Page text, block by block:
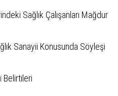
Sağlık Çalışanları Mağdur
Sanayii Konusunda Söyleşi
Belirtileri